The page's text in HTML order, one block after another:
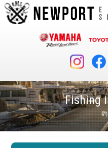
Fishing
マリンクラブ